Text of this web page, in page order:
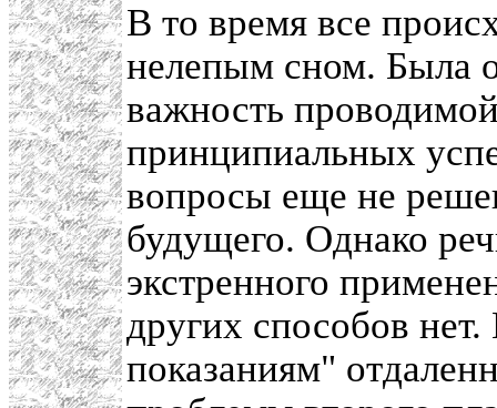
В то время все
нелепым сном. Была
важность
принципиальных
вопросы еще не
будущего. Однако
экстренного
других способов
показаниям"